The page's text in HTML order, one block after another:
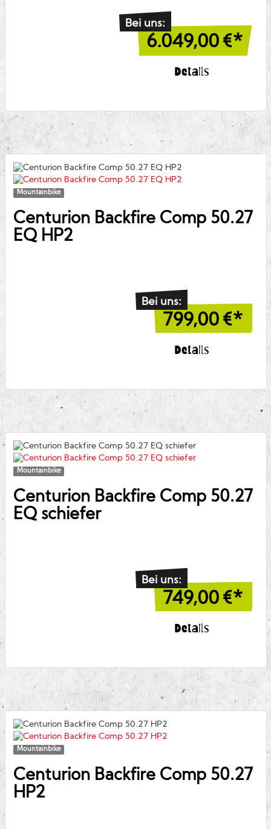
Bei uns:
6.049,00 €*
Details
Mountainbike
CenturionBackfire Comp 50.27
EQ HP2
Bei uns:
799,00 €*
Details
Mountainbike
CenturionBackfire Comp 50.27
EQ schiefer
Bei uns:
749,00 €*
Details
Mountainbike
CenturionBackfire Comp 50.27
HP2